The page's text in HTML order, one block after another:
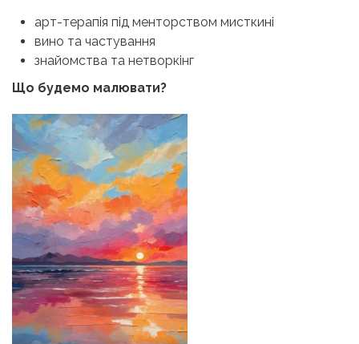
арт-терапія під менторством мисткині
вино та частування
знайомства та нетворкінг
Що будемо малювати?